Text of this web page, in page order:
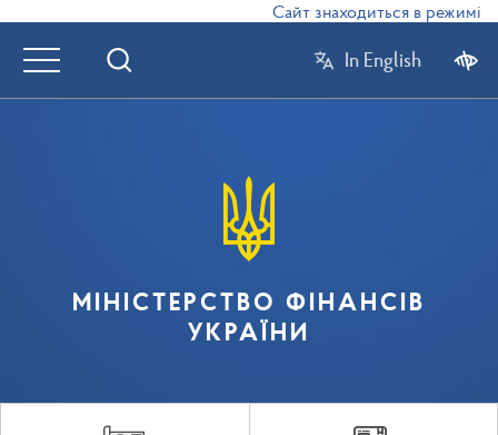
Сайт знаходиться в режимі
In English
МІНІСТЕРСТВО ФІНАНСІВ
УКРАЇНИ